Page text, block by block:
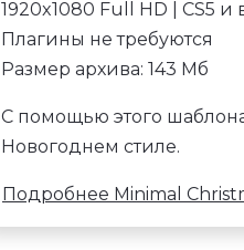
1920x1080 Full HD | CS5 и
Плагины не требуются
Размер архива: 143 Мб
С помощью этого
Новогоднем стиле.
Подробнее Minimal